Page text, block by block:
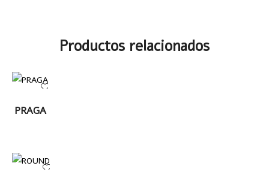
Productos relacionados
MÁS
PRAGA